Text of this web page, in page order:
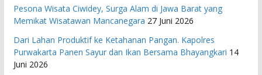
Pesona Wisata Ciwidey, Surga Alam di Jawa Barat yang
Memikat Wisatawan Mancanegara 27 Juni 2026
Dari Lahan Produktif ke Ketahanan Pangan. Kapolres
Purwakarta Panen Sayur dan Ikan Bersama Bhayangkari 14
Juni 2026